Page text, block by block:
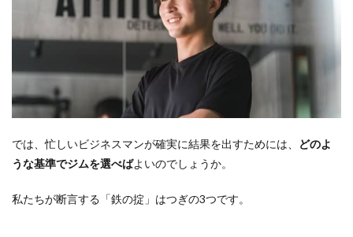
No.1の
（川崎3店舗）
4.2
気で筋肉を
つけたいな
GYM」（川
崎3店舗）
3. とに
では、忙しいビジネスマンが確実に結果を出すためには、
どのよ
うな基準でジムを選べばよいのでしょうか。
私たちが断言する「鉄の掟」はつぎの3つです。